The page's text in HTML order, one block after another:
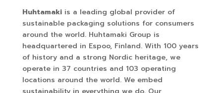
Huhtamakiis a leading global provider of
sustainable packaging solutions for consumers
around the world. Huhtamaki Group is
headquartered in Espoo, Finland. With 100 years
of history and a strong Nordic heritage, we
operate in 37 countries and 103 operating
locations around the world. We embed